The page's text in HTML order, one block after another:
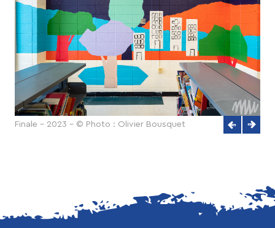
Finale - 2023 - © Photo : Olivier Bousquet